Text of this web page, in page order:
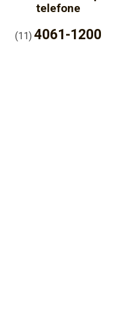
telefone
(11)4061-1200